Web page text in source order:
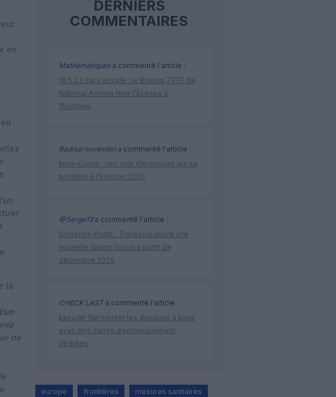
en
la
de
DERNIERS
COMMENTAIRES
Mathématiquesa commenté l'article :
19 h 23 sans escale : le Boeing 777F de
National Airlines relie l’Écosse à
l’Australie
Badissi novembria commenté l'article :
Nice–Corse : ces vols électriques qui se
profilent à l’horizon 2030
@Serge13a commenté l'article :
Bruxelles–Porto : Transavia ouvre une
nouvelle liaison loisirs à partir de
décembre 2026
CHECK LASTa commenté l'article :
EasyJet fait monter les doudous à bord
avec des cartes d’embarquement
dédiées
europe frontières mesures sanitaires